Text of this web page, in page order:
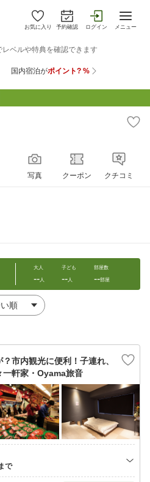
お気に入り 予約確認 ログイン メニュー
写真 クーポン クチコミ
大人
--人
子ども
--人
部屋数
--部屋
市内観光に便利！子連れ、
一軒家・Oyama旅音